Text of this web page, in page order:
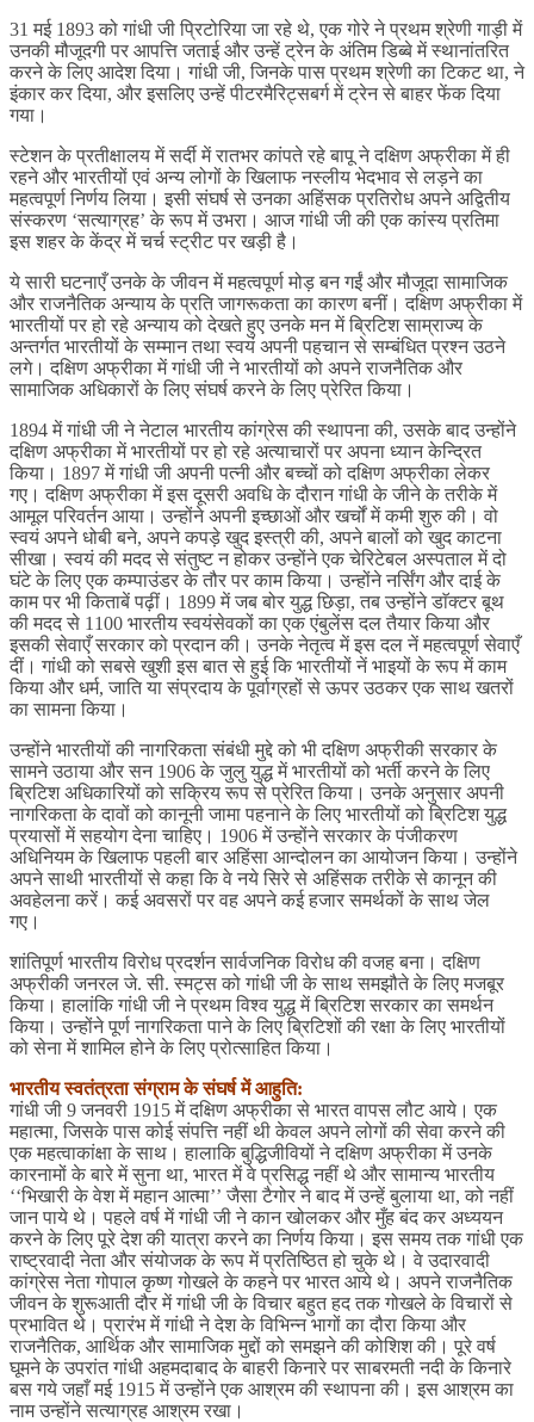
31 मई 1893 को गांधी जी प्रिटोरिया जा रहे थे, एक गोरे ने प्रथम श्रेणी गाड़ी में
उनकी मौजूदगी पर आपत्ति जताई और उन्हें ट्रेन के अंतिम डिब्बे में स्थानांतरित
करने के लिए आदेश दिया। गांधी जी, जिनके पास प्रथम श्रेणी का टिकट था, ने
इंकार कर दिया, और इसलिए उन्हें पीटरमैरिट्सबर्ग में ट्रेन से बाहर फेंक दिया
गया।
स्टेशन के प्रतीक्षालय में सर्दी में रातभर कांपते रहे बापू ने दक्षिण अफ्रीका में ही
रहने और भारतीयों एवं अन्य लोगों के खिलाफ नस्लीय भेदभाव से लड़ने का
महत्वपूर्ण निर्णय लिया। इसी संघर्ष से उनका अहिंसक प्रतिरोध अपने अद्वितीय
संस्करण ‘सत्याग्रह’ के रूप में उभरा। आज गांधी जी की एक कांस्य प्रतिमा
इस शहर के केंद्र में चर्च स्ट्रीट पर खड़ी है।
ये सारी घटनाएँ उनके के जीवन में महत्वपूर्ण मोड़ बन गईं और मौजूदा सामाजिक
और राजनैतिक अन्याय के प्रति जागरूकता का कारण बनीं। दक्षिण अफ्रीका में
भारतीयों पर हो रहे अन्याय को देखते हुए उनके मन में ब्रिटिश साम्राज्य के
अन्तर्गत भारतीयों के सम्मान तथा स्वयं अपनी पहचान से सम्बंधित प्रश्न उठने
लगे। दक्षिण अफ्रीका में गांधी जी ने भारतीयों को अपने राजनैतिक और
सामाजिक अधिकारों के लिए संघर्ष करने के लिए प्रेरित किया।
1894 में गांधी जी ने नेटाल भारतीय कांग्रेस की स्थापना की, उसके बाद उन्होंने
दक्षिण अफ्रीका में भारतीयों पर हो रहे अत्याचारों पर अपना ध्यान केन्द्रित
किया। 1897 में गांधी जी अपनी पत्नी और बच्चों को दक्षिण अफ्रीका लेकर
गए। दक्षिण अफ्रीका में इस दूसरी अवधि के दौरान गांधी के जीने के तरीके में
आमूल परिवर्तन आया। उन्होंने अपनी इच्छाओं और खर्चों में कमी शुरु की। वो
स्वयं अपने धोबी बने, अपने कपड़े खुद इस्त्री की, अपने बालों को खुद काटना
सीखा। स्वयं की मदद से संतुष्ट न होकर उन्होंने एक चेरिटेबल अस्पताल में दो
घंटे के लिए एक कम्पाउंडर के तौर पर काम किया। उन्होंने नर्सिंग और दाई के
काम पर भी किताबें पढ़ीं। 1899 में जब बोर युद्ध छिड़ा, तब उन्होंने डाॅक्टर बूथ
की मदद से 1100 भारतीय स्वयंसेवकों का एक एंबुलेंस दल तैयार किया और
इसकी सेवाएँ सरकार को प्रदान की। उनके नेतृत्व में इस दल नें महत्वपूर्ण सेवाएँ
दीं। गांधी को सबसे खुशी इस बात से हुई कि भारतीयों नें भाइयों के रूप में काम
किया और धर्म, जाति या संप्रदाय के पूर्वाग्रहों से ऊपर उठकर एक साथ खतरों
का सामना किया।
उन्होंने भारतीयों की नागरिकता संबंधी मुद्दे को भी दक्षिण अफ्रीकी सरकार के
सामने उठाया और सन 1906 के जुलु युद्ध में भारतीयों को भर्ती करने के लिए
ब्रिटिश अधिकारियों को सक्रिय रूप से प्रेरित किया। उनके अनुसार अपनी
नागरिकता के दावों को कानूनी जामा पहनाने के लिए भारतीयों को ब्रिटिश युद्ध
प्रयासों में सहयोग देना चाहिए। 1906 में उन्होंने सरकार के पंजीकरण
अधिनियम के खिलाफ पहली बार अहिंसा आन्दोलन का आयोजन किया। उन्होंने
अपने साथी भारतीयों से कहा कि वे नये सिरे से अहिंसक तरीके से कानून की
अवहेलना करें। कई अवसरों पर वह अपने कई हजार समर्थकों के साथ जेल
गए।
शांतिपूर्ण भारतीय विरोध प्रदर्शन सार्वजनिक विरोध की वजह बना। दक्षिण
अफ्रीकी जनरल जे. सी. स्मट्स को गांधी जी के साथ समझौते के लिए मजबूर
किया। हालांकि गांधी जी ने प्रथम विश्व युद्ध में ब्रिटिश सरकार का समर्थन
किया। उन्होंने पूर्ण नागरिकता पाने के लिए ब्रिटिशों की रक्षा के लिए भारतीयों
को सेना में शामिल होने के लिए प्रोत्साहित किया।
भारतीय स्वतंत्रता संग्राम के संघर्ष में आहुति:
गांधी जी 9 जनवरी 1915 में दक्षिण अफ्रीका से भारत वापस लौट आये। एक
महात्मा, जिसके पास कोई संपत्ति नहीं थी केवल अपने लोगों की सेवा करने की
एक महत्वाकांक्षा के साथ। हालाकि बुद्धिजीवियों ने दक्षिण अफ्रीका में उनके
कारनामों के बारे में सुना था, भारत में वे प्रसिद्ध नहीं थे और सामान्य भारतीय
‘‘भिखारी के वेश में महान आत्मा’’ जैसा टैगोर ने बाद में उन्हें बुलाया था, को नहीं
जान पाये थे। पहले वर्ष में गांधी जी ने कान खोलकर और मुँह बंद कर अध्ययन
करने के लिए पूरे देश की यात्रा करने का निर्णय किया। इस समय तक गांधी एक
राष्ट्रवादी नेता और संयोजक के रूप में प्रतिष्ठित हो चुके थे। वे उदारवादी
कांग्रेस नेता गोपाल कृष्ण गोखले के कहने पर भारत आये थे। अपने राजनैतिक
जीवन के शुरूआती दौर में गांधी जी के विचार बहुत हद तक गोखले के विचारों से
प्रभावित थे। प्रारंभ में गांधी ने देश के विभिन्न भागों का दौरा किया और
राजनैतिक, आर्थिक और सामाजिक मुद्दों को समझने की कोशिश की। पूरे वर्ष
घूमने के उपरांत गांधी अहमदाबाद के बाहरी किनारे पर साबरमती नदी के किनारे
बस गये जहाँ मई 1915 में उन्होंने एक आश्रम की स्थापना की। इस आश्रम का
नाम उन्होंने सत्याग्रह आश्रम रखा।